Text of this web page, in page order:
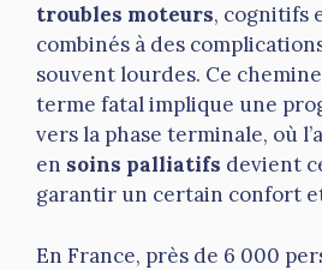
troubles moteurs, cognitifs
combinés à des
souvent lourdes. Ce
terme fatal implique une
vers la phase terminale, où
en soins palliatifs devient
garantir un certain confort
En France, près de 6 000